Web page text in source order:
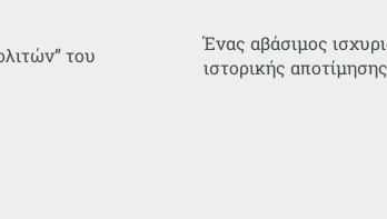
του
Ένας αβάσιμος
ιστορικής